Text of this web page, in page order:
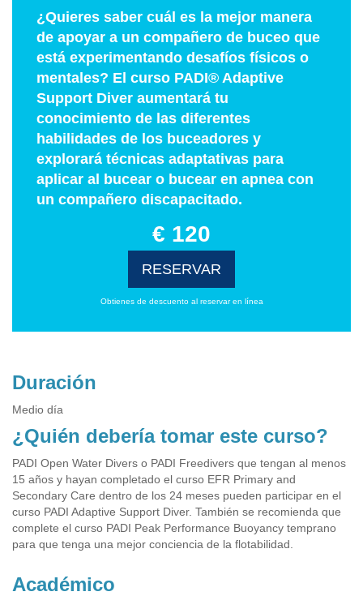
¿Quieres saber cuál es la mejor manera
de apoyar a un compañero de buceo que
está experimentando desafíos físicos o
mentales? El curso PADI® Adaptive
Support Diver aumentará tu
conocimiento de las diferentes
habilidades de los buceadores y
explorará técnicas adaptativas para
aplicar al bucear o bucear en apnea con
un compañero discapacitado.
€ 120
RESERVAR
Obtienes de descuento al reservar en línea
Duración
Medio día
¿Quién debería tomar este curso?
PADI Open Water Divers o PADI Freedivers que tengan al menos
15 años y hayan completado el curso EFR Primary and
Secondary Care dentro de los 24 meses pueden participar en el
curso PADI Adaptive Support Diver. También se recomienda que
complete el curso PADI Peak Performance Buoyancy temprano
para que tenga una mejor conciencia de la flotabilidad.
Académico